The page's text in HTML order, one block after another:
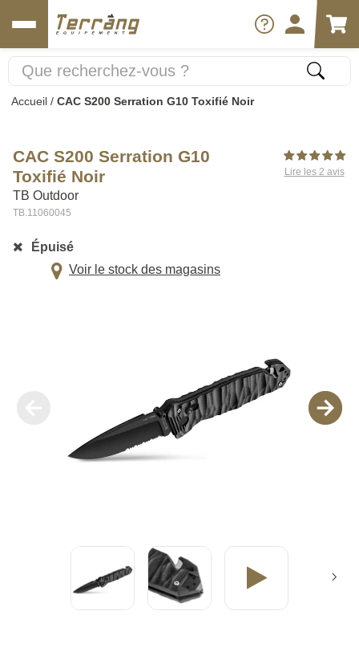
Accueil / CAC S200 Serration G10 Toxifié Noir
CAC S200 Serration G10
Toxifié Noir
TB Outdoor
TB.11060045
Lire les 2 avis
Épuisé
Voir le stock des magasins